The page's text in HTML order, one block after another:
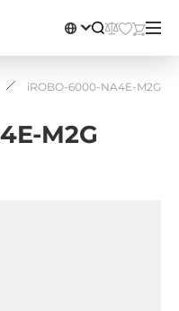
iROBO-6000-NA4E-M2G
M2G